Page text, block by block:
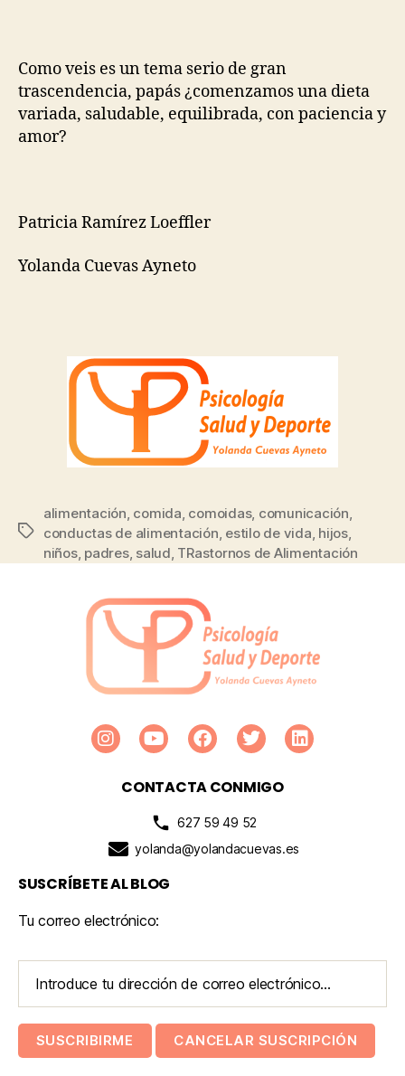
Como veis es un tema serio de gran
trascendencia, papás ¿comenzamos una dieta
variada, saludable, equilibrada, con paciencia y
amor?
Patricia Ramírez Loeffler
Yolanda Cuevas Ayneto
alimentación, comida, comoidas, comunicación,
conductas de alimentación, estilo de vida, hijos,
niños, padres, salud, TRastornos de Alimentación
CONTACTA CONMIGO
627 59 49 52
yolanda@yolandacuevas.es
SUSCRÍBETE AL BLOG
Tu correo electrónico: